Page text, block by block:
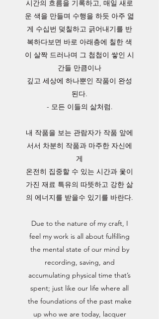
시간의 흐름을 기록하고, 매일 새로
운 색을 만들며 수행을 하듯 아주 엷
게 수십번 덪칠하고 긁어내기를 반
복하다보면 바로 아래층에 칠한 색
이 살짝 드러나며 그 첩첩이 쌓인 시
간들 만큼이나
깊고 세상에 하나뿐인 작품이 완성
된다.
- 모든 이들의 삶처럼.
내 작품을 보는 관람자가 작품 앞에
서서 차분히 작품과 마주한 자신에
게
온전히 집중할 수 있는 시간과 옻이
가진 재료 특유의 따뜻하고 강한 삶
의 에너지를 받을수 있기를 바란다.
Due to the nature of my craft, I
feel my work is all about fulfilling
the mental state of our mind by
recording, saving, and
accumulating physical time that’s
spent; just like our life where all
the foundations of the past make
up who we are today, lacquer